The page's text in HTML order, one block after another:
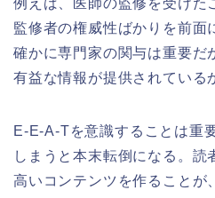
例えば、医師の監修を受けた
監修者の権威性ばかりを前面
確かに専門家の関与は重要だ
有益な情報が提供されている
E-E-A-Tを意識することは重
しまうと本末転倒になる。読
高いコンテンツを作ることが